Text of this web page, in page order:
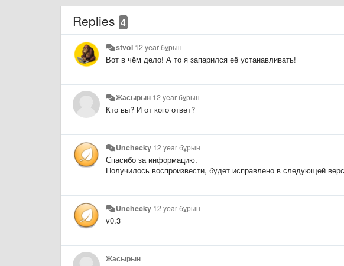
Replies 4
stvol 12 year бұрын
Вот в чём дело! А то я запарился её устанавливать!
Жасырын 12 year бұрын
Кто вы? И от кого ответ?
Unchecky 12 year бұрын
Спасибо за информацию.
Получилось воспроизвести, будет исправлено в следующей
Unchecky 12 year бұрын
v0.3
Жасырын